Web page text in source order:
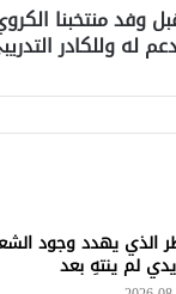
وفد منتخبنا
له وللكادر
الذي يهدد وجود
لم ينتهِ بعد